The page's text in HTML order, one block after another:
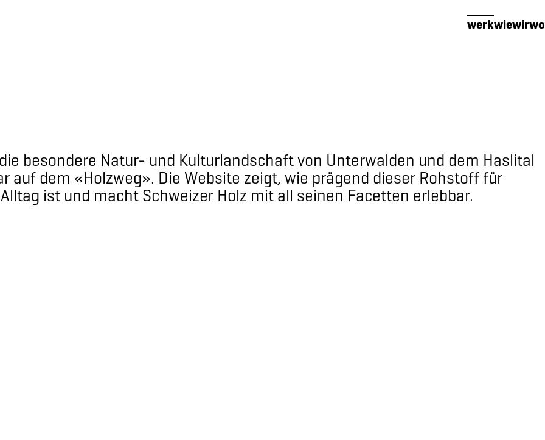
werkwiewirwo
besondere Natur- und Kulturlandschaft von Unterwalden und dem Haslital
auf dem «Holzweg». Die Website zeigt, wie prägend dieser Rohstoff für
ist und macht Schweizer Holz mit all seinen Facetten erlebbar.